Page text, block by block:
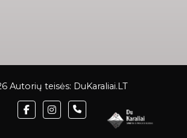
Autorių teisės: DuKaraliai.LT